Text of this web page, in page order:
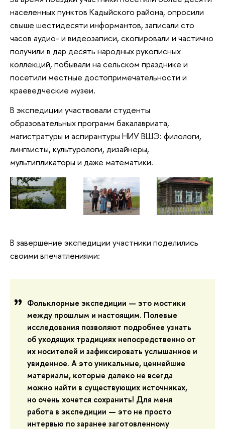
населенных пунктов Кадыйского района, опросили
свыше шестидесяти информантов, записали сто
часов аудио- и видеозаписи, скопировали и частично
получили в дар десять народных рукописных
коллекций, побывали на сельском празднике и
посетили местные достопримечательности и
краеведческие музеи.
В экспедиции участвовали студенты
образовательных программ бакалавриата,
магистратуры и аспирантуры НИУ ВШЭ: филологи,
лингвисты, культурологи, дизайнеры,
мультипликаторы и даже математики.
В завершение экспедиции участники поделились
своими впечатлениями:
Фольклорные экспедиции — это мостики
между прошлым и настоящим. Полевые
исследования позволяют подробнее узнать
об уходящих традициях непосредственно от
их носителей и зафиксировать услышанное и
увиденное. А это уникальные, ценнейшие
материалы, которые далеко не всегда
можно найти в существующих источниках,
но очень хочется сохранить! Для меня
работа в экспедиции — это не просто
интервью по заранее заготовленному